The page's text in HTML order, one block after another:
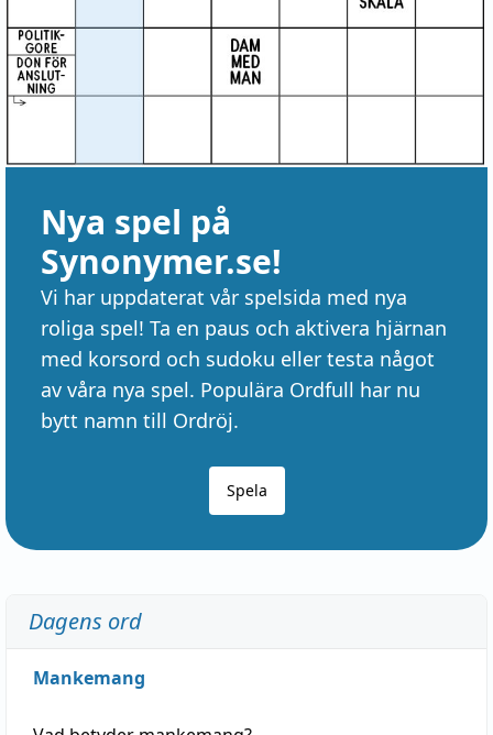
Nya spel på
Synonymer.se!
Vi har uppdaterat vår spelsida med nya
roliga spel! Ta en paus och aktivera hjärnan
med korsord och sudoku eller testa något
av våra nya spel. Populära Ordfull har nu
bytt namn till Ordröj.
Spela
Dagens ord
Mankemang